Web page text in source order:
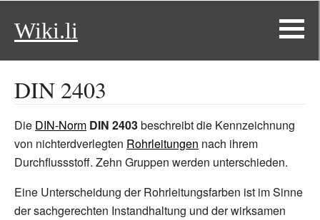
Wiki.li
DIN 2403
Die DIN-Norm DIN 2403beschreibt die Kennzeichnung
von nichterdverlegten Rohrleitungen nach ihrem
Durchflussstoff. Zehn Gruppen werden unterschieden.
Eine Unterscheidung der Rohrleitungsfarben ist im Sinne
der sachgerechten Instandhaltung und der wirksamen